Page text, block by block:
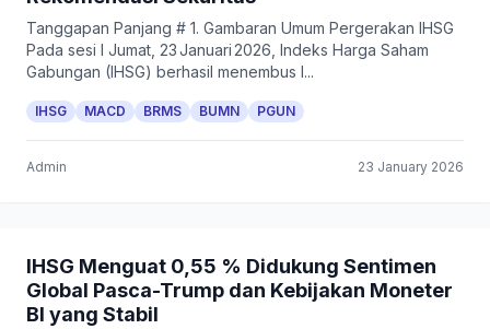
Tanggapan Panjang # 1. Gambaran Umum Pergerakan IHSG
Pada sesi I Jumat, 23 Januari 2026, Indeks Harga Saham
Gabungan (IHSG) berhasil menembus l...
IHSG MACD BRMS BUMN PGUN
Admin 23 January 2026
IHSG Menguat 0,55 % Didukung Sentimen
Global Pasca-Trump dan Kebijakan Moneter
BI yang Stabil